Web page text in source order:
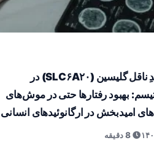
مهارگر جدیدِ ناقل گلیسین (SLC۶A۲۰) در
بهبود رفتارها حتی در موش‌های
امیدبخش در ارگانوئیدهای انسانی
8 دقیقه